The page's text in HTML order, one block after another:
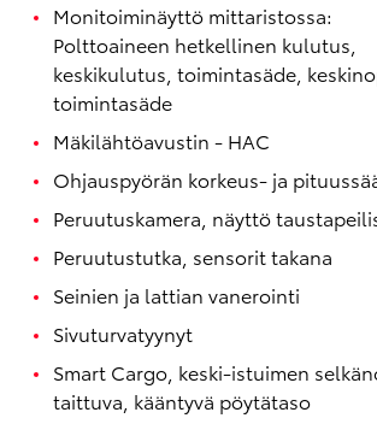
Monitoiminäyttö mittaristossa:
Polttoaineen hetkellinen kulutus,
keskikulutus, toimintasäde,
toimintasäde
Mäkilähtöavustin - HAC
Ohjauspyörän korkeus- ja
Peruutuskamera, näyttö
Peruutustutka, sensorit takana
Seinien ja lattian vanerointi
Sivuturvatyynyt
Smart Cargo, keski-istuimen
taittuva, kääntyvä pöytätaso